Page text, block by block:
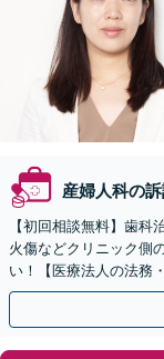
産婦人科の
【初回相談無料】歯
火傷などクリニック側
い！【医療法人の法務
ドバイスで、納得ので